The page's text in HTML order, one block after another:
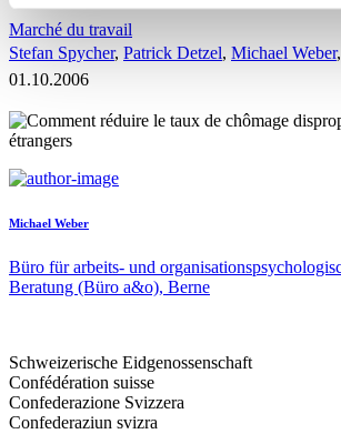
Marché du travail
Stefan Spycher, Patrick Detzel, Michael Weber,
01.10.2006
Michael Weber
Büro für arbeits- und
Beratung (Büro a&o), Berne
Schweizerische Eidgenossenschaft
Confédération suisse
Confederazione Svizzera
Confederaziun svizra